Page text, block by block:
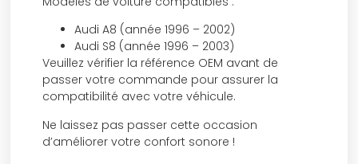
Audi A8 (année 1996 – 2002)
Audi S8 (année 1996 – 2003)
Veuillez vérifier la référence OEM avant de
passer votre commande pour assurer la
compatibilité avec votre véhicule.
Ne laissez pas passer cette occasion
d’améliorer votre confort sonore !